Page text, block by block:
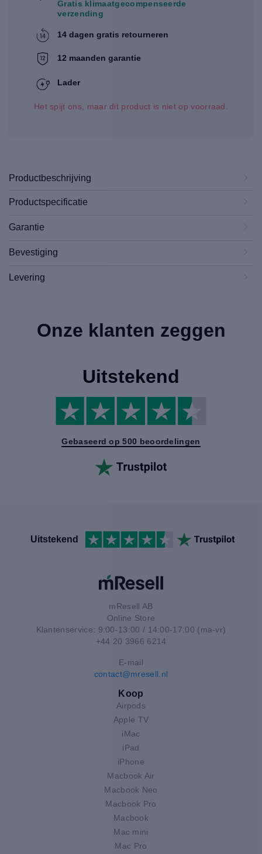
Gratis klimaatgecompenseerde
verzending
14 dagen gratis retourneren
12 maanden garantie
Lader
Het spijt ons, maar dit product is niet op voorraad.
Productbeschrijving
Productspecificatie
Garantie
Bevestiging
Levering
Onze klanten zeggen
Uitstekend
Gebaseerd op 500 beoordelingen
Uitstekend
mResell AB
Online Store
Klantenservice: 9:00-13:00 / 14:00-17:00 (ma-vr)
+44 20 3966 6214
E-mail
contact@mresell.nl
Koop
Airpods
Apple TV
iMac
iPad
iPhone
Macbook Air
Macbook Neo
Macbook Pro
Macbook
Mac mini
Mac Pro